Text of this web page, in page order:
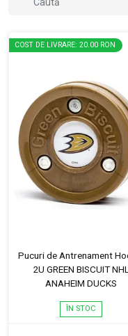
COST DE LIVRARE: 20.00 RON
Pucuri de Antrenament
2U GREEN BISCUIT NHL
ANAHEIM DUCKS
ÎN STOC